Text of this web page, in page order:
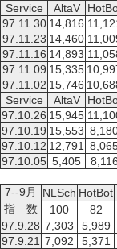
Service
AltaV
97.11.30 14,816
97.11.23 14,460
97.11.16 14,893
97.11.09 15,335
97.11.02 15,746
Service
AltaV
97.10.26 15,945
97.10.19 15,553
97.10.12 12,791
97.10.05 5,405 8,116
7--9月 NLSch HotBot
指 数
100 82
97.9.28 7,303 5,989
97.9.21 7,092 5,371